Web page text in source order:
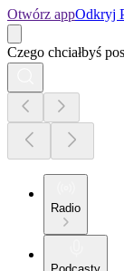
Otwórz appOdkryj
Czego chciałbyś
Radio